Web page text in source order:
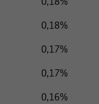
0,18%
0,17%
0,17%
0,16%